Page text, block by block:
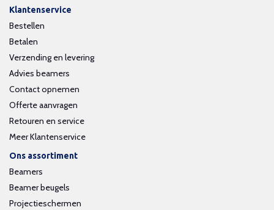
Klantenservice
Bestellen
Betalen
Verzending en levering
Advies beamers
Contact opnemen
Offerte aanvragen
Retouren en service
Meer Klantenservice
Ons assortiment
Beamers
Beamer beugels
Projectieschermen